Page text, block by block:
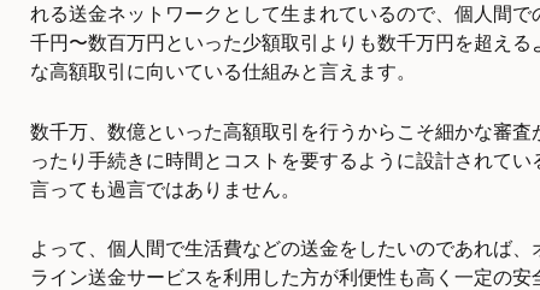
れる送金ネットワークとして生まれているので、個人間で
千円〜数百万円といった少額取引よりも数千万円を超える
な高額取引に向いている仕組みと言えます。
数千万、数億といった高額取引を行うからこそ細かな審査
ったり手続きに時間とコストを要するように設計されてい
言っても過言ではありません。
よって、個人間で生活費などの送金をしたいのであれば、
ライン送金サービスを利用した方が利便性も高く一定の安